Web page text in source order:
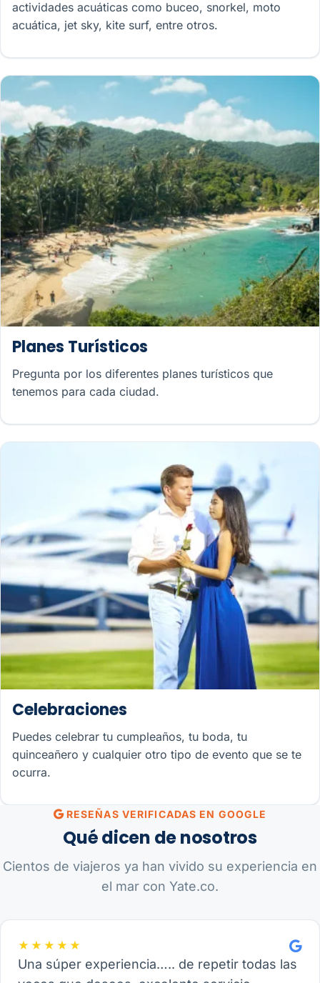
actividades acuáticas como buceo, snorkel, moto
acuática, jet sky, kite surf, entre otros.
Planes Turísticos
Pregunta por los diferentes planes turísticos que
tenemos para cada ciudad.
Celebraciones
Puedes celebrar tu cumpleaños, tu boda, tu
quinceañero y cualquier otro tipo de evento que se te
ocurra.
RESEÑAS VERIFICADAS EN GOOGLE
Qué dicen de nosotros
Cientos de viajeros ya han vivido su experiencia en
el mar con Yate.co.
★★★★★
Una súper experiencia….. de repetir todas las